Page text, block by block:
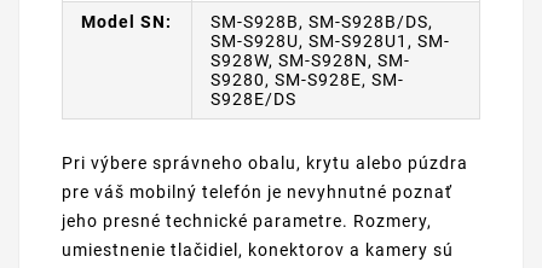
Model SN:
SM-S928B, SM-S928B/DS,
SM-S928U, SM-S928U1, SM-
S928W, SM-S928N, SM-
S9280, SM-S928E, SM-
S928E/DS
Pri výbere správneho obalu, krytu alebo púzdra
pre váš mobilný telefón je nevyhnutné poznať
jeho presné technické parametre. Rozmery,
umiestnenie tlačidiel, konektorov a kamery sú